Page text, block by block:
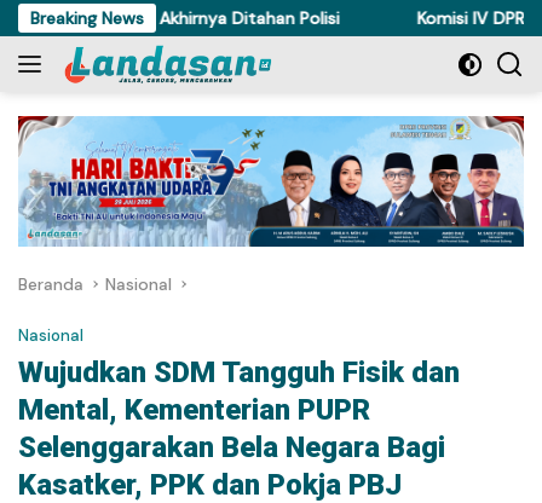
Langsung
ke
konten
Breaking News
di Torue Akhirnya Ditahan Polisi Komisi IV DPRD
Beranda Nasional
Nasional
Wujudkan SDM Tangguh Fisik dan
Mental, Kementerian PUPR
Selenggarakan Bela Negara Bagi
Kasatker, PPK dan Pokja PBJ